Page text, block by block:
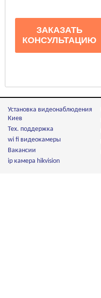
ЗАКАЗАТЬ
КОНСУЛЬТАЦИЮ
Установка видеонаблюдения
Киев
Тех. поддержка
wi fi видеокамеры
Вакансии
ip камера hikvision